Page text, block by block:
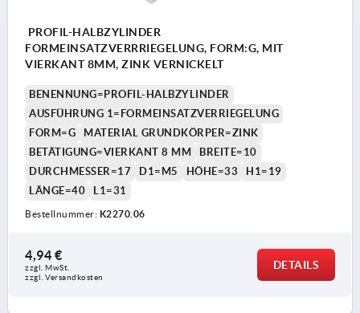
PROFIL-HALBZYLINDER
FORMEINSATZVERRRIEGELUNG, FORM:G, MIT
VIERKANT 8MM, ZINK VERNICKELT
BENENNUNG=PROFIL-HALBZYLINDER
AUSFÜHRUNG 1=FORMEINSATZVERRIEGELUNG
FORM=G
MATERIAL GRUNDKÖRPER=ZINK
BETÄTIGUNG=VIERKANT 8 MM
BREITE=10
DURCHMESSER=17
D1=M5 HÖHE=33
H1=19
LÄNGE=40
L1=31
Bestellnummer: K2270.06
4,94 €
zzgl. MwSt.
zzgl. Versandkosten
DETAILS